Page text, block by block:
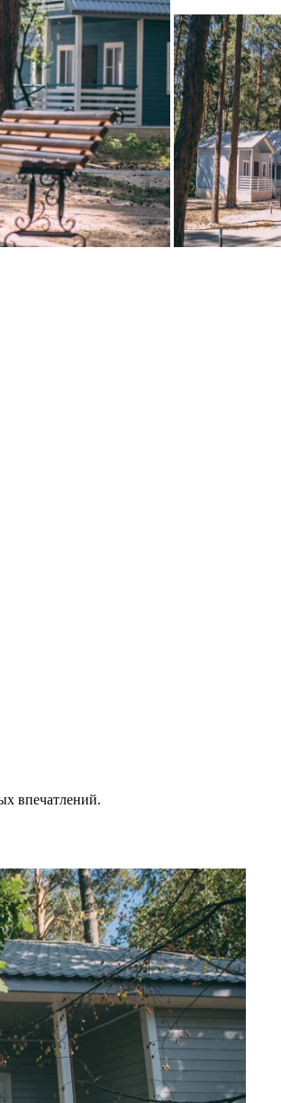
впечатлений.